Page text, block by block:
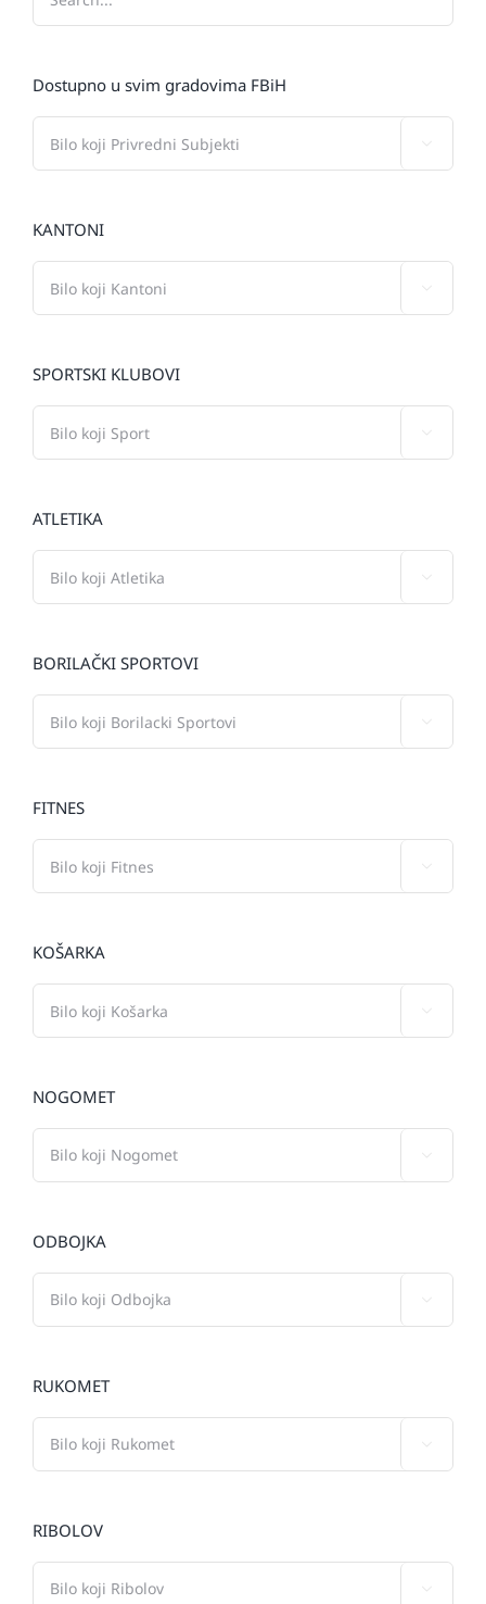
Dostupno u svim gradovima FBiH
KANTONI
SPORTSKI KLUBOVI
ATLETIKA
BORILAČKI SPORTOVI
FITNES
KOŠARKA
NOGOMET
ODBOJKA
RUKOMET
RIBOLOV